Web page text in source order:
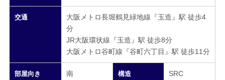
交通
大阪メトロ長堀鶴見緑地線『玉造』駅 徒歩4
分
JR大阪環状線『玉造』駅 徒歩8分
大阪メトロ谷町線『谷町六丁目』駅 徒歩11分
部屋向き 南 構造 SRC